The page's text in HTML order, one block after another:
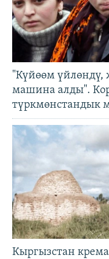
"Күйөөм үйлөндү,
машина алды".
түркмөнстандык
Кыргызстан